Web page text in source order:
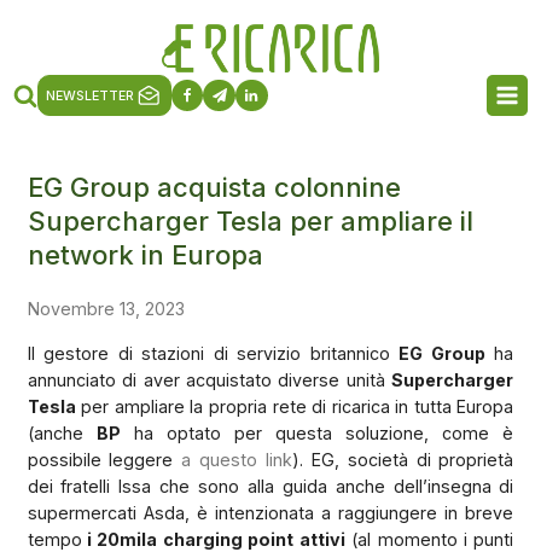
NEWSLETTER
EG Group acquista colonnine
Supercharger Tesla per ampliare il
network in Europa
Novembre 13, 2023
Il gestore di stazioni di servizio britannico EG Group ha
annunciato di aver acquistato diverse unitàSupercharger
Tesla per ampliare la propria rete di ricarica in tutta Europa
(anche BP ha optato per questa soluzione, come è
possibile leggerea questo link). EG, società di proprietà
dei fratelli Issa che sono alla guida anche dell’insegna di
supermercati Asda, è intenzionata a raggiungere in breve
tempo i 20mila charging point attivi(al momento i punti